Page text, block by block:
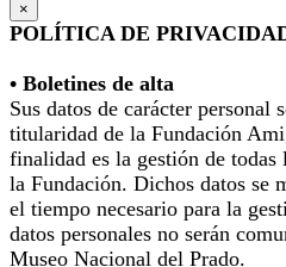
×
POLÍTICA DE
• Boletines de alta
Sus datos de carácter personal
titularidad de la Fundación
finalidad es la gestión de
la Fundación. Dichos datos se
el tiempo necesario para la
datos personales no serán
Museo Nacional del Prado.